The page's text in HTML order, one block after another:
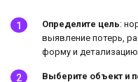
Определите цель:
выявление потерь,
форму и
Выберите объект и